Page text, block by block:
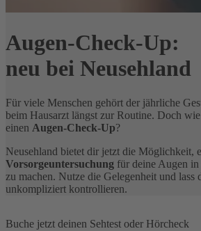
Augen-Check-Up:
neu bei Neusehland
Für viele Menschen gehört der jährliche
beim Hausarzt längst zur Routine. Doch
einen Augen-Check-Up?
Neusehland bietet dir jetzt die Möglichkeit,
Vorsorgeuntersuchung für deine Augen
zu machen. Nutze die Gelegenheit und lass
unkompliziert kontrollieren.
Buche jetzt deinen Sehtest oder Hörcheck